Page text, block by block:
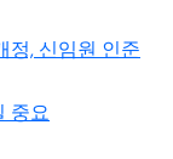
정, 신임원 인준
중요